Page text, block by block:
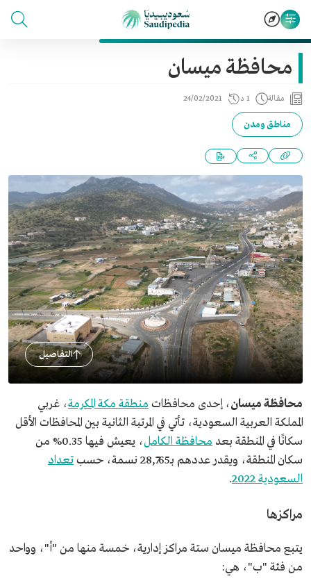
محافظة ميسان
مقالة 1 د 24/02/2021
مناطق ومدن
التفاصيل
محافظة ميسان، إحدى محافظات منطقة مكة المكرمة، غربي
المملكة العربية السعودية، تأتي في المرتبة الثانية بين المحافظات الأقل
سكانًا في المنطقة بعد محافظة الكامل
، يعيش فيها 0.35% من
سكان المنطقة، ويقدر عددهم بـ28,765 نسمة، حسب
تعداد
السعودية 2022
.
مراكزها
يتبع محافظة ميسان ستة مراكز إدارية، خمسة منها من "أ"، وواحد
من فئة "ب"، هي: